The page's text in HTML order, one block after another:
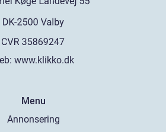
www.klikko.dk
Menu
Annonsering